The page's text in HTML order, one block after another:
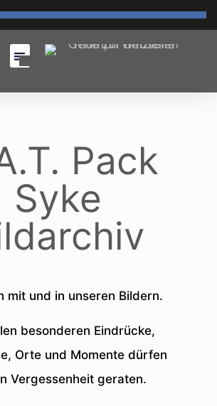
Pack
Syke
mit und in unseren Bildern.
besonderen Eindrücke,
Orte und Momente dürfen
Vergessenheit geraten.